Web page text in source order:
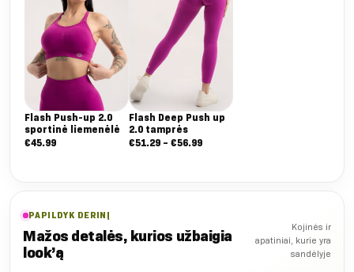
Flash Push-up 2.0
sportinė liemenėlė
€45.99
Flash Deep Push up
2.0 tamprės
€51.29 – €56.99Nuo:
PAPILDYK DERINĮ
Mažos detalės, kurios užbaigia
look’ą
Kojinės ir
apatiniai, kurie yra
sandėlyje